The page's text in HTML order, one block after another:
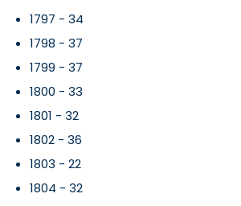
1797 - 34
1798 - 37
1799 - 37
1800 - 33
1801 - 32
1802 - 36
1803 - 22
1804 - 32